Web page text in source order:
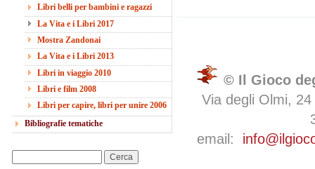
Libri belli per bambini e ragazzi
La Vita e i Libri 2017
Mostra Zandonai
La Vita e i Libri 2013
Libri in viaggio 2010
Libri e film 2008
Libri per capire, libri per unire 2006
Bibliografie tematiche
© Il Gioco
Via degli Olmi,
email: